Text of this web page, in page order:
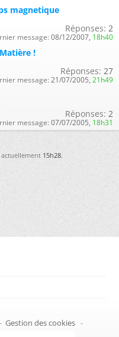
magnetique
Réponses: 2
message: 08/12/2007, 18h40
!
Réponses: 27
message: 21/07/2005, 21h49
Réponses: 2
message: 07/07/2005, 18h31
actuellement15h28.
- Gestion des cookies -